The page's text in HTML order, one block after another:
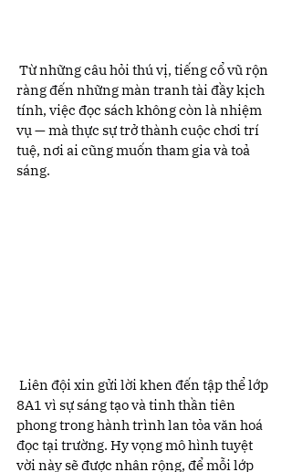
Từ những câu hỏi thú vị, tiếng cổ vũ rộn
ràng đến những màn tranh tài đầy kịch
tính, việc đọc sách không còn là nhiệm
vụ — mà thực sự trở thành cuộc chơi trí
tuệ, nơi ai cũng muốn tham gia và toả
sáng.
Liên đội xin gửi lời khen đến tập thể lớp
8A1 vì sự sáng tạo và tinh thần tiên
phong trong hành trình lan tỏa văn hoá
đọc tại trường. Hy vọng mô hình tuyệt
vời này sẽ được nhân rộng, để mỗi lớp